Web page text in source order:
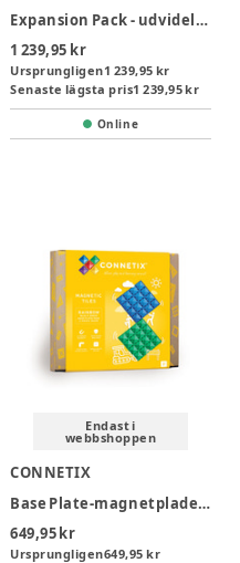
Expansion Pack - udvidelsessæt 48 dele - pastel
1 239,95 kr
Ursprungligen1 239,95 kr
Senaste lägsta pris1 239,95 kr
Online
Endast i
webbshoppen
CONNETIX
Base Plate-magnetplader 2 stk.rainbow blue & green
649,95 kr
Ursprungligen649,95 kr